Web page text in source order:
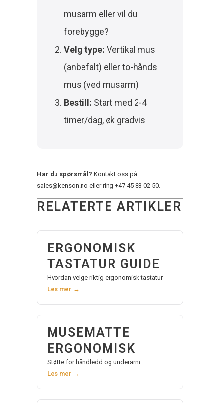
musarm eller vil du
forebygge?
Velg type: Vertikal mus
(anbefalt) eller to-hånds
mus (ved musarm)
Bestill: Start med 2-4
timer/dag, øk gradvis
Har du spørsmål? Kontakt oss på
sales@kenson.no eller ring +47 45 83 02 50.
RELATERTE ARTIKLER
ERGONOMISK
TASTATUR GUIDE
Hvordan velge riktig ergonomisk tastatur
Les mer →
MUSEMATTE
ERGONOMISK
Støtte for håndledd og underarm
Les mer →